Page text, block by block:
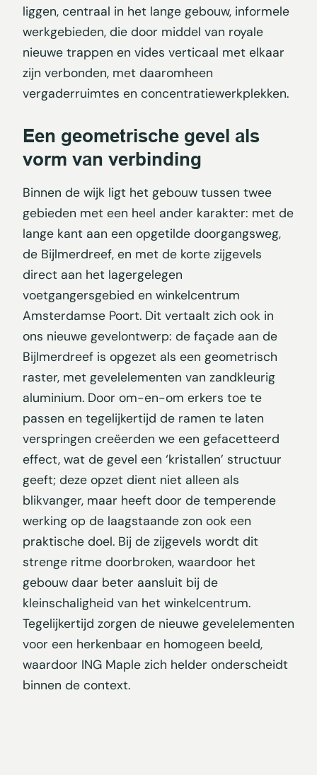
liggen, centraal in het lange gebouw, informele
werkgebieden, die door middel van royale
nieuwe trappen en vides verticaal met elkaar
zijn verbonden, met daaromheen
vergaderruimtes en concentratiewerkplekken.
Een geometrische gevel als
vorm van verbinding
Binnen de wijk ligt het gebouw tussen twee
gebieden met een heel ander karakter: met de
lange kant aan een opgetilde doorgangsweg,
de Bijlmerdreef, en met de korte zijgevels
direct aan het lagergelegen
voetgangersgebied en winkelcentrum
Amsterdamse Poort. Dit vertaalt zich ook in
ons nieuwe gevelontwerp: de façade aan de
Bijlmerdreef is opgezet als een geometrisch
raster, met gevelelementen van zandkleurig
aluminium. Door om-en-om erkers toe te
passen en tegelijkertijd de ramen te laten
verspringen creëerden we een gefacetteerd
effect, wat de gevel een ‘kristallen’ structuur
geeft; deze opzet dient niet alleen als
blikvanger, maar heeft door de temperende
werking op de laagstaande zon ook een
praktische doel. Bij de zijgevels wordt dit
strenge ritme doorbroken, waardoor het
gebouw daar beter aansluit bij de
kleinschaligheid van het winkelcentrum.
Tegelijkertijd zorgen de nieuwe gevelelementen
voor een herkenbaar en homogeen beeld,
waardoor ING Maple zich helder onderscheidt
binnen de context.